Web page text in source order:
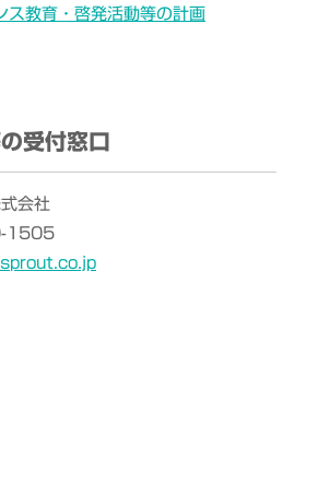
ス教育・啓発活動等の計画
受付窓口
会社
1505